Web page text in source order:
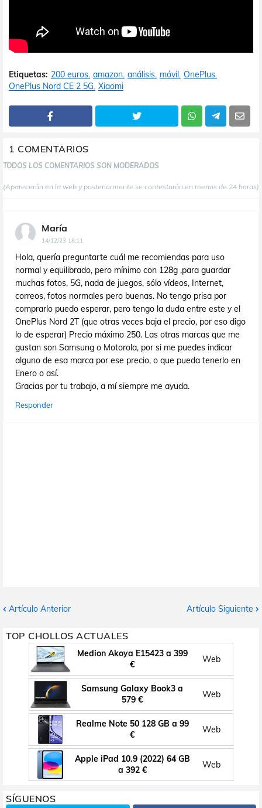
Etiquetas: 200 euros amazon análisis móvil OnePlus
OnePlus Nord CE 2 5G Xiaomi
1 COMENTARIOS
TODOS LOS COMENTARIOS SON MODERADOS
(Aparecerán en la web y posteriormente se contestarán en menos de 24 horas)
María
14/12/23 18:11
Hola, quería preguntarte cuál me recomiendas para uso
normal y equilibrado, pero mínimo con 128g ,para guardar
muchas fotos, 5G, nada de juegos, sólo vídeos, Internet,
correos, fotos normales pero buenas. No tengo prisa por
comprarlo puedo esperar, pero tengo la duda entre este y el
OnePlus Nord 2T (que otras veces baja el precio, por eso digo
lo de esperar) Precio máximo 250. Las otras marcas que me
gustan son Samsung o Motorola, por si me puedes indicar
alguno de esa marca por ese precio, o que pueda tenerlo en
Enero o así.
Gracias por tu trabajo, a mí siempre me ayuda.
Responder
Artículo Anterior Artículo Siguiente
TOP CHOLLOS ACTUALES
Medion Akoya E15423 a 399
€
Web
Samsung Galaxy Book3 a
579 €
Web
Realme Note 50 128 GB a 99
€
Web
Apple iPad 10.9 (2022) 64 GB
a 392 €
Web
SÍGUENOS